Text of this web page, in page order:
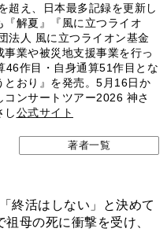
超え、日本最多記録を更新し
解夏』『風に立つライオ
法人 風に立つライオン基金
業や被災地支援事業を行っ
作目・自身通算51作目とな
とおり』を発売。5月16日か
ンサートツアー2026 神さ
し公式サイト
著者一覧
終活はしない」と決めて
祖母の死に衝撃を受け、